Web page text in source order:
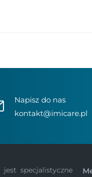
Napisz do nas
kontakt@imicare.pl
specjalistyczne